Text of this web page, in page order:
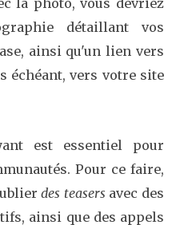
la photo, vous devriez
détaillant vos
ainsi qu'un lien vers
échéant, vers votre site
est essentiel pour
Pour ce faire,
des teasers avec des
ainsi que des appels